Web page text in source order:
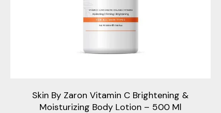
Skin By Zaron Vitamin C Brightening &
Moisturizing Body Lotion – 500 Ml